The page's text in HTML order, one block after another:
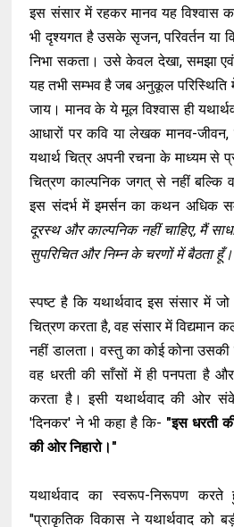
इस संसार में रहकर मानव यह विश्वास
भी दृश्यगत है उसके सृजन, परिवर्तन या
निभा सकता। उसे केवल देखा, समझा
यह तभी सम्भव है जब अनुकूल परिस्थिति
जाय। मानव के ये मूल विश्वास ही
आधारों पर कवि या लेखक मानव-
यथार्थ चित्र अपनी रचना के माध्यम से
चित्रण काल्पनिक जगत् से नहीं बल्कि
इस संदर्भ में इमर्सन का कथन अधिक
दूरस्थ और काल्पनिक नहीं चाहिए, मैं
सुपरिचित और निम्न के चरणों में बैठता
स्पष्ट है कि यथार्थवाद इस संसार में
चित्रण करता है, वह संसार में विद्यमान
नहीं डालता। वस्तु का कोई कोना उसकी
वह धरती की साँसों में ही पनपता है
करता है। इसी यथार्थवाद की ओर
'दिनकर' ने भी कहा है कि- "इस धरती
की ओर निहारो।"
यथार्थवाद का स्वरूप-निरूपण
"प्राकृतिक विकास ने यथार्थवाद को